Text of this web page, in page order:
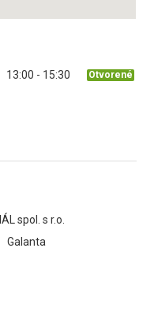
13:00 - 15:30 Otvorené
spol. s r.o.
Galanta